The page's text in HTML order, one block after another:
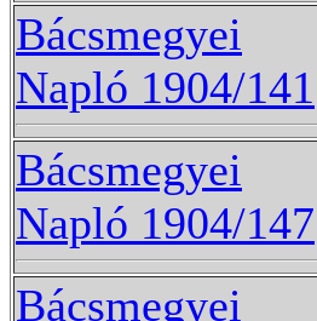
Bácsmegyei
Napló 1904/141
Bácsmegyei
Napló 1904/147
Bácsmegyei